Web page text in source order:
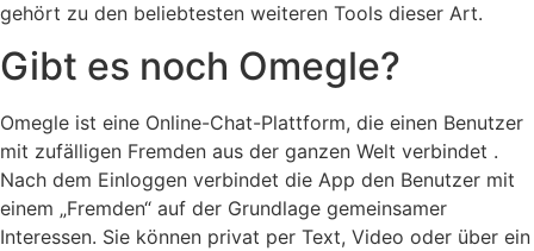
gehört zu den beliebtesten weiteren Tools dieser Art.
Gibt es noch Omegle?
Omegle ist eine Online-Chat-Plattform, die einen Benutzer
mit zufälligen Fremden aus der ganzen Welt verbindet .
Nach dem Einloggen verbindet die App den Benutzer mit
einem „Fremden“ auf der Grundlage gemeinsamer
Interessen. Sie können privat per Text, Video oder über ein